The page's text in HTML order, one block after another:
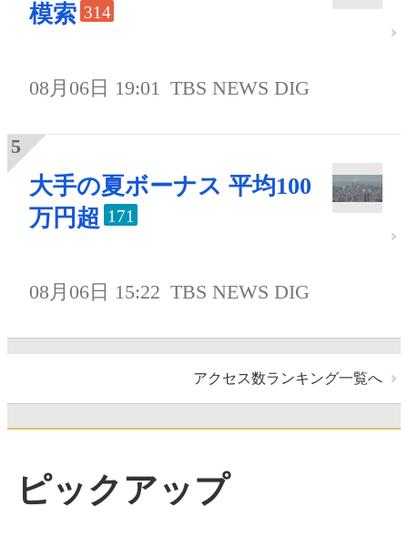
模索 314
08月06日 19:01 TBS NEWS DIG
大手の夏ボーナス 平均100
万円超 171
08月06日 15:22 TBS NEWS DIG
アクセス数ランキング一覧へ
ピックアップ